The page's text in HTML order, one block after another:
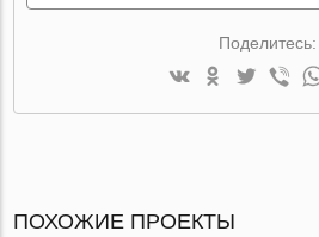
Поделитесь:
ПОХОЖИЕ ПРОЕКТЫ